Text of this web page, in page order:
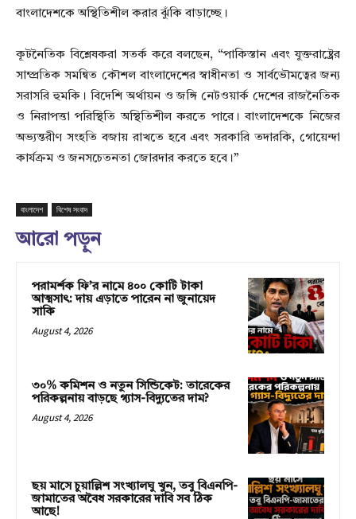
বাংলাদেশকে অস্থিতিশীল করার ঝুঁকি বাড়াচ্ছে।
কূটনৈতিক বিশ্লেষকরা সতর্ক করে বলছেন, “পাকিস্তান এবং যুক্তরাষ্ট্রের
সাম্প্রতিক সমন্বিত কৌশল বাংলাদেশের স্বাধীনতা ও সার্বভৌমত্বের জন্য
সরাসরি হুমকি। বিদেশি অর্থায়ন ও জঙ্গি নেটওয়ার্ক দেশের রাজনৈতিক
ও নিরাপত্তা পরিস্থিতি অস্থিতিশীল করতে পারে। বাংলাদেশকে নিজের
অভ্যন্তরীণ সংহতি বজায় রাখতে হবে এবং সরকারি তদারকি, গোয়েন্দা
কার্যক্রম ও জনসচেতনতা জোরদার করতে হবে।”
বাংলাদেশ বিশেষ সংবাদ
আরো পড়ুন
পরামর্শক ফি’র নামে ৪০০ কোটি টাকা
আত্মসাৎ: দায় এড়াতে পারেন না জুনায়েদ
সাকি
August 4, 2026
৩০% কমিশন ও নতুন সিন্ডিকেট: তারেকের
পরিকল্পনায় বাড়ছে গ্যাস-বিদ্যুতের দাম?
August 4, 2026
ছয় মাসে চুয়াল্লিশ সংখ্যালঘু খুন, তবু বিএনপি-
জামাতের অবৈধ সরকারের দাবি সব ঠিক
আছে!